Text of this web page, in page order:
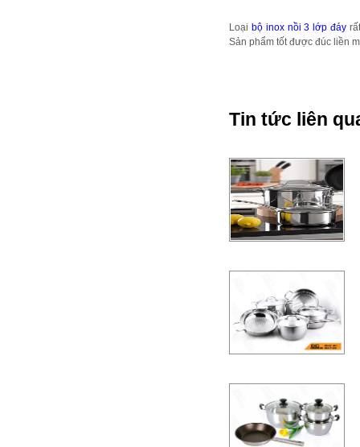
Loại bộ inox nồi 3 lớp đáy
Sản phẩm tốt được đúc liền
Tin tức liên